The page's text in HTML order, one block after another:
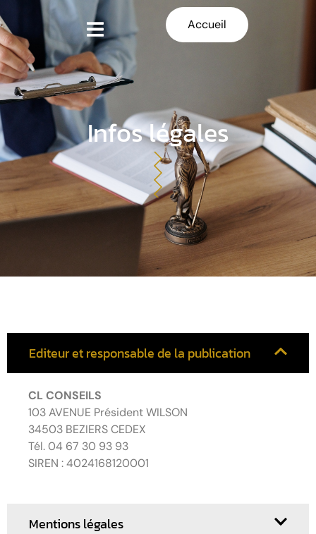
Accueil
Infos légales
Editeur et responsable de la publication
CL CONSEILS
103 AVENUE Président WILSON
34503 BEZIERS CEDEX
Tél. 04 67 30 93 93
SIREN : 4024168120001
Mentions légales